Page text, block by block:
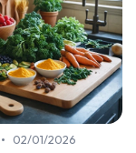
• 02/01/2026